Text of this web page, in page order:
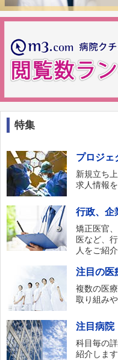
特集
プロジェ
新規立ち
求人情報
行政、企
矯正医官
医など、
人をご紹
注目の医
複数の医
取り組み
注目病院
科目毎の
紹介します